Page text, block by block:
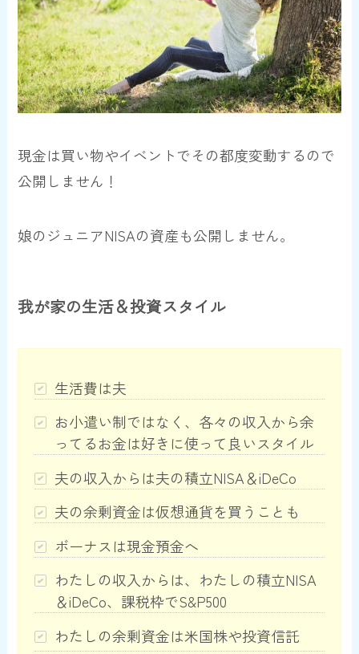
現金は買い物やイベントでその都度変動するので
公開しません！
娘のジュニアNISAの資産も公開しません。
我が家の生活＆投資スタイル
生活費は夫
お小遣い制ではなく、各々の収入から余
ってるお金は好きに使って良いスタイル
夫の収入からは夫の積立NISA＆iDeCo
夫の余剰資金は仮想通貨を買うことも
ボーナスは現金預金へ
わたしの収入からは、わたしの積立NISA
＆iDeCo、課税枠でS&P500
わたしの余剰資金は米国株や投資信託